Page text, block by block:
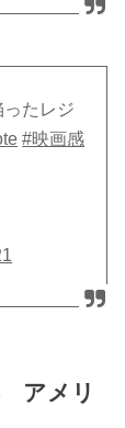
たレジ
#映画感
アメリ